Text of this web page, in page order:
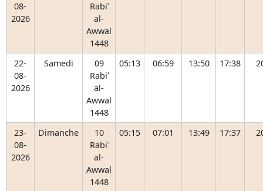
08-
2026
Rabiʿ
al-
Awwal
1448
22-
08-
2026
Samedi
09
Rabiʿ
al-
Awwal
1448
05:13 06:59 13:50 17:38
23-
08-
2026
Dimanche
10
Rabiʿ
al-
Awwal
1448
05:15 07:01 13:49 17:37